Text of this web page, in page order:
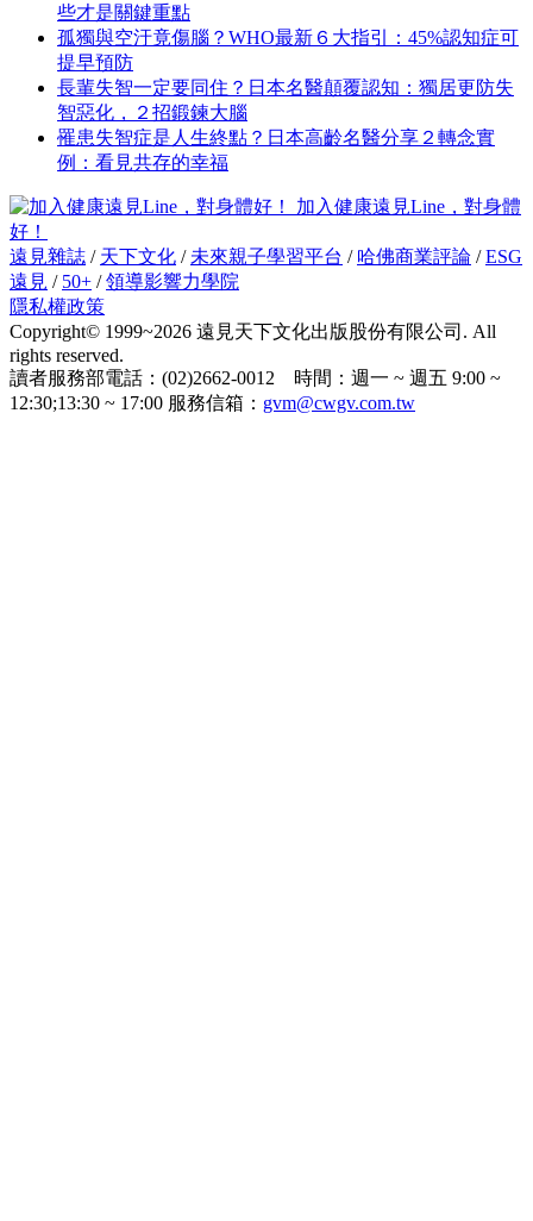
些才是關鍵重點
孤獨與空汙竟傷腦？WHO最新６大指引：45%認知症可
提早預防
長輩失智一定要同住？日本名醫顛覆認知：獨居更防失
智惡化，２招鍛鍊大腦
罹患失智症是人生終點？日本高齡名醫分享２轉念實
例：看見共存的幸福
加入健康遠見Line，對身體
好！
遠見雜誌 / 天下文化 /未來親子學習平台 / 哈佛商業評論 /ESG
遠見 / 50+ /領導影響力學院
隱私權政策
Copyright© 1999~2026 遠見天下文化出版股份有限公司. All
rights reserved.
讀者服務部電話：(02)2662-0012 時間：週一 ~ 週五 9:00 ~
12:30;13:30 ~ 17:00 服務信箱： gvm@cwgv.com.tw